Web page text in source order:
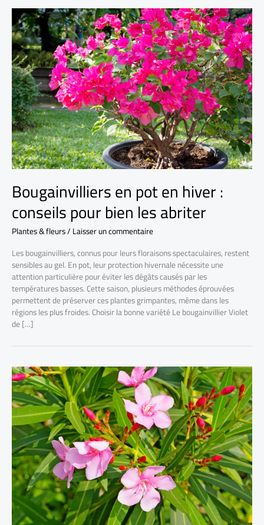
Bougainvilliers en pot en hiver :
conseils pour bien les abriter
Plantes & fleurs/Laisser un commentaire
Les bougainvilliers, connus pour leurs floraisons spectaculaires, restent
sensibles au gel. En pot, leur protection hivernale nécessite une
attention particulière pour éviter les dégâts causés par les
températures basses. Cette saison, plusieurs méthodes éprouvées
permettent de préserver ces plantes grimpantes, même dans les
régions les plus froides. Choisir la bonne variété Le bougainvillier Violet
de […]